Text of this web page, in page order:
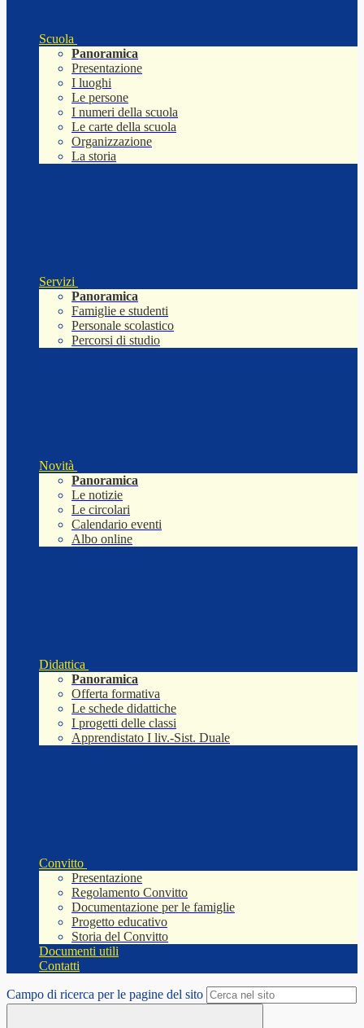
Scuola
Panoramica
Presentazione
I luoghi
Le persone
I numeri della scuola
Le carte della scuola
Organizzazione
La storia
Servizi
Panoramica
Famiglie e studenti
Personale scolastico
Percorsi di studio
Novità
Panoramica
Le notizie
Le circolari
Calendario eventi
Albo online
Didattica
Panoramica
Offerta formativa
Le schede didattiche
I progetti delle classi
Apprendistato I liv.-Sist. Duale
Convitto
Presentazione
Regolamento Convitto
Documentazione per le famiglie
Progetto educativo
Storia del Convitto
Documenti utili
Contatti
Campo di ricerca per le pagine del sito